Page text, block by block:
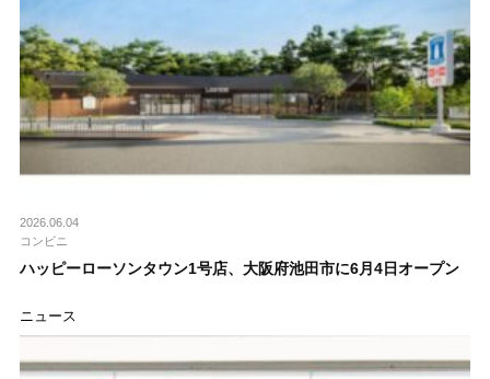
2026.06.04
コンビニ
ハッピーローソンタウン1号店、大阪府池田市に6月4日オープン
ニュース